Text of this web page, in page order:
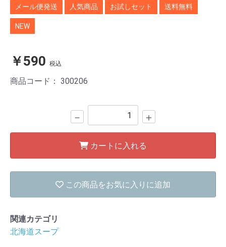
メール便発送 人気商品 お試しセット 送料無料
NEW
￥590 税込
商品コード： 300206
－ ＋
カートに入れる
この商品をお気に入りに追加
関連カテゴリ
北海道スープ